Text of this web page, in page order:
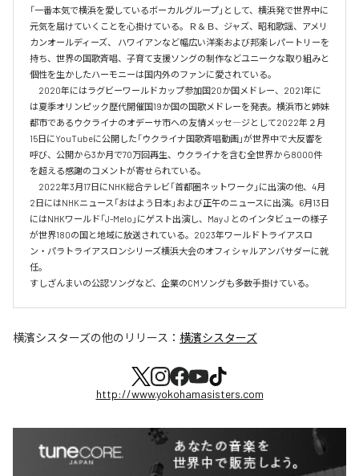
「一番本気で横浜を愛しているボーカルグループ」として、横浜発で世界中に
元気を届けていくことを心掛けている。Ｒ＆Ｂ、ジャズ、昭和歌謡、アメリ
カンオールディーズ、 ハワイアンなど幅広い洋楽および邦楽レパートリーを
持ち、世界の国歌斉唱、子育て支援ソングの制作などユニークな取り組みと
個性を生かしたハーモニーは国内外のファンに愛されている。
2020年にはラグビーワールドカップ参加国20か国メドレー、2021年に
は夏季オリンピック歴代開催国19か国の国歌メドレーを発表。横浜市と姉妹
都市であるウクライナのオデーサ市への友情メッセ―ジとして2022年２月
15日にYouTubeに公開した「ウクライナ国歌斉唱動画」が世界中で大反響を
呼び、公開から3か月で70万回再生、ウクライナを含む全世界から8000件
を超える感謝のコメントが寄せられている。
2022年3月17日にNHK総合テレビ「首都圏ネットワーク」に出演の他、4月
2日にはNHKニュース「おはよう日本」および正午のニュースに出演。6月13日
にはNHKワールド「J-Melo」にゲスト出演し、May J とのインタビューの様子
が世界180の国と地域に放送されている。2023年ワールドトライアスロ
ン・パラトライアスロンシリーズ横浜大会のオフィシャルアンバサダーに就
任。
すしざんまいの公認ソングなど、企業のCMソングも多数手掛けている。
横濱シスターズの他のリリース： 横濱シスターズ
http://www.yokohamasisters.com